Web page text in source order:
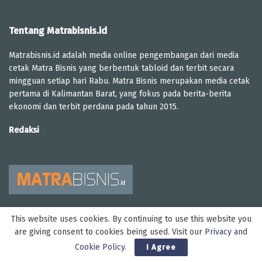
Tentang Matrabisnis.id
Matrabisnis.id adalah media online pengembangan dari media
cetak Matra Bisnis yang berbentuk tabloid dan terbit secara
mingguan setiap hari Rabu. Matra Bisnis merupakan media cetak
pertama di Kalimantan Barat, yang fokus pada berita-berita
ekonomi dan terbit perdana pada tahun 2015.
Redaksi
Copyright Matra Bisnis @2023
This website uses cookies. By continuing to use this website you
are giving consent to cookies being used. Visit our Privacy and
Cookie Policy. I Agree